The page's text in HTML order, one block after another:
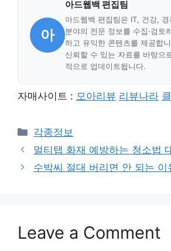
아
아드웹백 편집팀
아드웹백 편집팀은 IT, 건강,
분야의 전문 정보를 수집·검토
하고 유익한 콘텐츠를 제공합
신뢰할 수 있는 자료를 바탕으
적으로 업데이트됩니다.
자매사이트 : 모아리뷰 리뷰나라
Categories
각종정보
멀티탭 화재 예방하는 청소법
수박씨 절대 버리면 안 되는 이
Leave a Comment